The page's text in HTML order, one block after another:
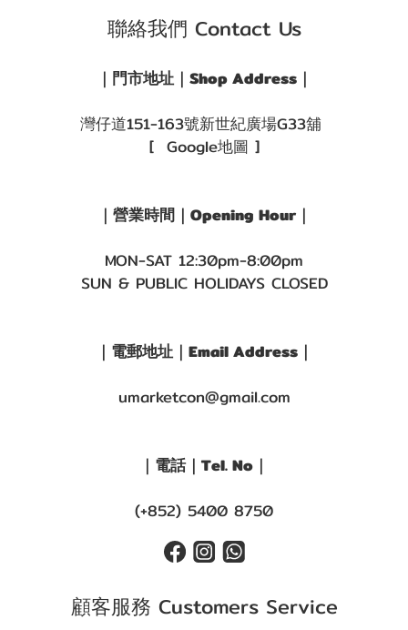
聯絡我們 Contact Us
｜門市地址｜Shop Address｜
灣仔道151-163號新世紀廣場G33舖
[ Google地圖 ]
｜營業時間｜Opening Hour｜
MON-SAT 12:30pm-8:00pm
SUN & PUBLIC HOLIDAYS CLOSED
｜電郵地址｜Email Address｜
umarketcon@gmail.com
｜電話｜Tel. No｜
(+852) 5400 8750
顧客服務 Customers Service